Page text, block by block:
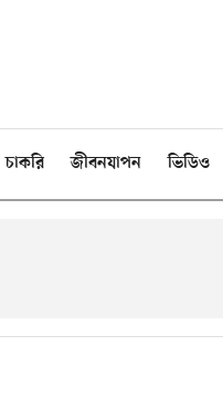
চাকরি জীবনযাপন ভিডিও